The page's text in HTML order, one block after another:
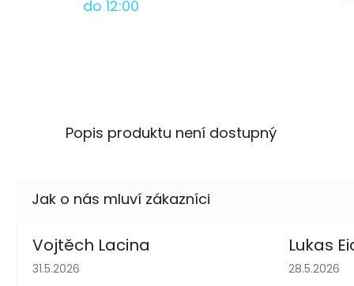
do 12:00
Popis produktu není dostupný
Vojtěch Lacina
Hodnocení obchodu je 5 z 5 hvězdiček.
31.5.2026
Lukas
28.5.2026